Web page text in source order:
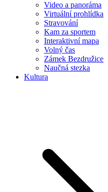
Video a panoráma
Virtuální prohlídka
Stravování
Kam za sportem
Interaktivní mapa
Volný čas
Zámek Bezdružice
Naučná stezka
Kultura